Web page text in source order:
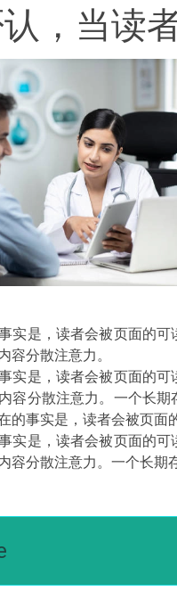
，当读
实是，读者会被页面的
容分散注意力。
实是，读者会被页面的
容分散注意力。一个长
的事实是，读者会被页面
实是，读者会被页面的
容分散注意力。一个长期